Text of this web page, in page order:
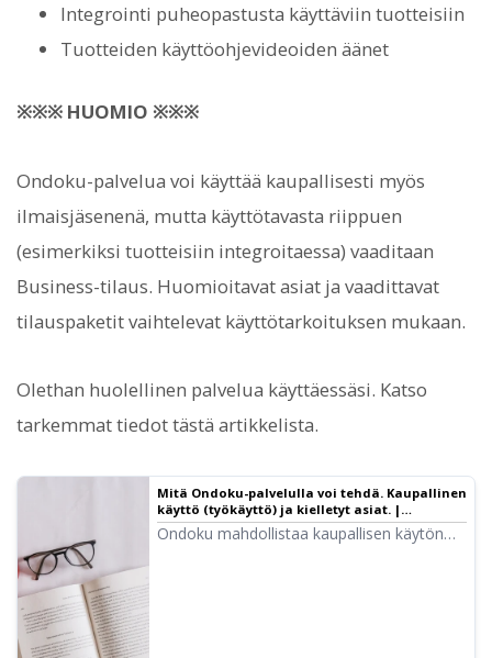
Integrointi puheopastusta käyttäviin tuotteisiin
Tuotteiden käyttöohjevideoiden äänet
※※※ HUOMIO ※※※
Ondoku-palvelua voi käyttää kaupallisesti myös
ilmaisjäsenenä, mutta käyttötavasta riippuen
(esimerkiksi tuotteisiin integroitaessa) vaaditaan
Business-tilaus. Huomioitavat asiat ja vaadittavat
tilauspaketit vaihtelevat käyttötarkoituksen mukaan.
Olethan huolellinen palvelua käyttäessäsi. Katso
tarkemmat tiedot tästä artikkelista.
Mitä Ondoku-palvelulla voi tehdä. Kaupallinen
käyttö (työkäyttö) ja kielletyt asiat. |
Tekstinlukunohjelmisto Ondoku
Ondoku mahdollistaa kaupallisen käytön